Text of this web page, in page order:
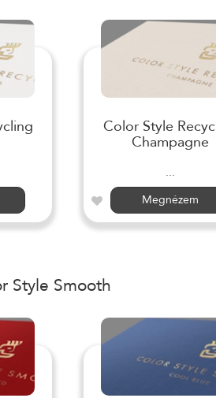
Color Style
Champagne
...
Megnézem
Style Smooth